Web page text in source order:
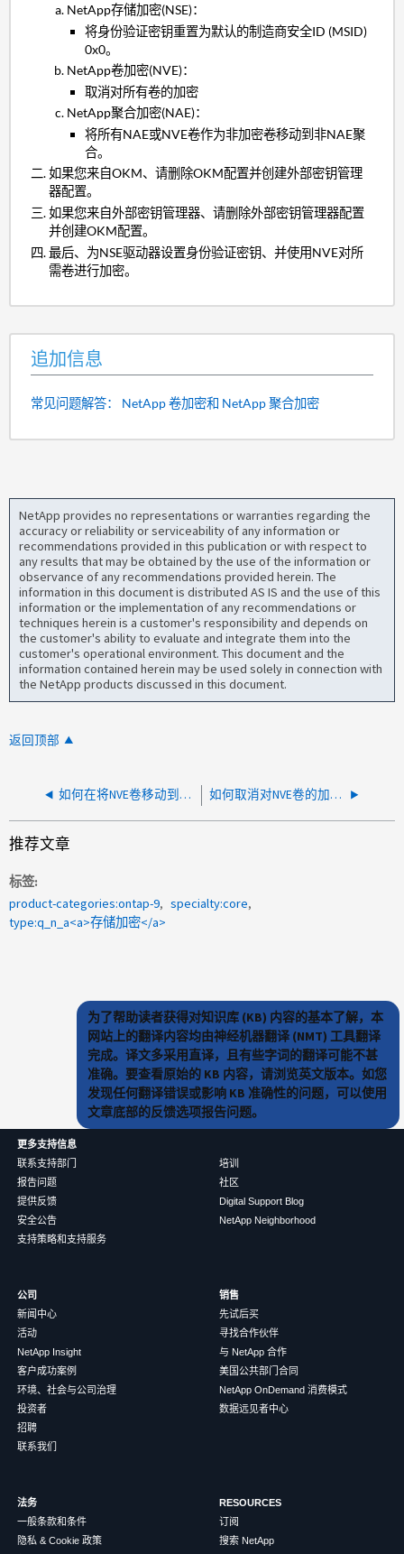
NetApp存储加密(NSE)：
将身份验证密钥重置为默认的制造商安全ID (MSID)
0x0。
NetApp卷加密(NVE)：
取消对所有卷的加密
NetApp聚合加密(NAE)：
将所有NAE或NVE卷作为非加密卷移动到非NAE聚
合。
如果您来自OKM、请删除OKM配置并创建外部密钥管理
器配置。
如果您来自外部密钥管理器、请删除外部密钥管理器配置
并创建OKM配置。
最后、为NSE驱动器设置身份验证密钥、并使用NVE对所
需卷进行加密。
追加信息
常见问题解答： NetApp 卷加密和 NetApp 聚合加密
NetApp provides no representations or warranties regarding the
accuracy or reliability or serviceability of any information or
recommendations provided in this publication or with respect to
any results that may be obtained by the use of the information or
observance of any recommendations provided herein. The
information in this document is distributed AS IS and the use of this
information or the implementation of any recommendations or
techniques herein is a customer's responsibility and depends on
the customer's ability to evaluate and integrate them into the
customer's operational environment. This document and the
information contained herein may be used solely in connection with
the NetApp products discussed in this document.
返回顶部
如何在将NVE卷移动到NAE卷后实现聚合重复数据删除空间节省？ 如何取消对NVE卷的加密？
推荐文章
标签
product-categories:ontap-9
specialty:core
type:q_n_a<a>存储加密</a>
为了帮助读者获得对知识库 (KB) 内容的基本了解，本
网站上的翻译内容均由神经机器翻译 (NMT) 工具翻译
完成。译文多采用直译，且有些字词的翻译可能不甚
准确。要查看原始的 KB 内容，请浏览英文版本。如您
发现任何翻译错误或影响 KB 准确性的问题，可以使用
文章底部的反馈选项报告问题。
更多支持信息
联系支持部门
报告问题
提供反馈
安全公告
支持策略和支持服务
培训
社区
Digital Support Blog
NetApp Neighborhood
公司
新闻中心
活动
NetApp Insight
客户成功案例
环境、社会与公司治理
投资者
招聘
联系我们
销售
先试后买
寻找合作伙伴
与 NetApp 合作
美国公共部门合同
NetApp OnDemand 消费模式
数据远见者中心
法务
一般条款和条件
隐私 & Cookie 政策
RESOURCES
订阅
搜索 NetApp